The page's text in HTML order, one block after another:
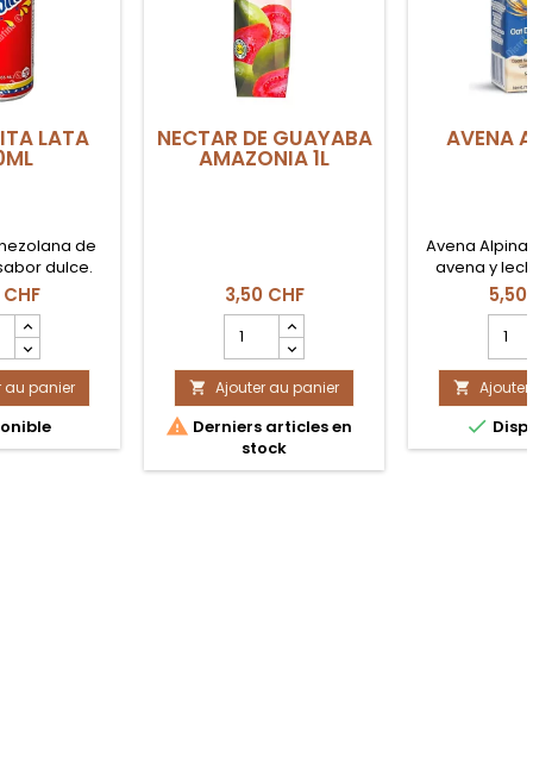
LATA
de
dulce.
au panier
NECTAR DE GUAYABA
AMAZONIA 1L
3,50 CHF
quantité
du
produit
NECTAR
DE
GUAYABA
AMAZONIA
 Ajouter au panier
 Derniers articles en
stock
AVENA
Avena Alpina
avena y
consumir
5,50
du
1L

